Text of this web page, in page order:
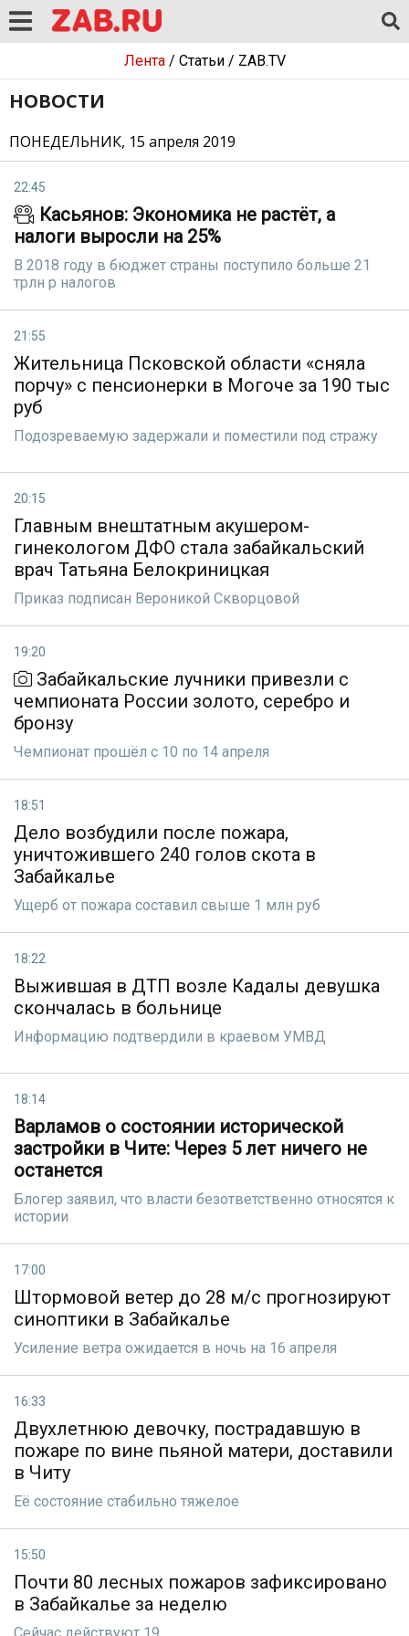
Лента/ Статьи/ ZAB.TV
НОВОСТИ
ПОНЕДЕЛЬНИК, 15 апреля 2019
22:45
Касьянов: Экономика не растёт, а
налоги выросли на 25%
В 2018 году в бюджет страны поступило больше 21
трлн р налогов
21:55
Жительница Псковской области «сняла
порчу» с пенсионерки в Могоче за 190 тыс
руб
Подозреваемую задержали и поместили под стражу
20:15
Главным внештатным акушером-
гинекологом ДФО стала забайкальский
врач Татьяна Белокриницкая
Приказ подписан Вероникой Скворцовой
19:20
Забайкальские лучники привезли с
чемпионата России золото, серебро и
бронзу
Чемпионат прошёл с 10 по 14 апреля
18:51
Дело возбудили после пожара,
уничтожившего 240 голов скота в
Забайкалье
Ущерб от пожара составил свыше 1 млн руб
18:22
Выжившая в ДТП возле Кадалы девушка
скончалась в больнице
Информацию подтвердили в краевом УМВД
18:14
Варламов о состоянии исторической
застройки в Чите: Через 5 лет ничего не
останется
Блогер заявил, что власти безответственно относятся к
истории
17:00
Штормовой ветер до 28 м/с прогнозируют
синоптики в Забайкалье
Усиление ветра ожидается в ночь на 16 апреля
16:33
Двухлетнюю девочку, пострадавшую в
пожаре по вине пьяной матери, доставили
в Читу
Её состояние стабильно тяжелое
15:50
Почти 80 лесных пожаров зафиксировано
в Забайкалье за неделю